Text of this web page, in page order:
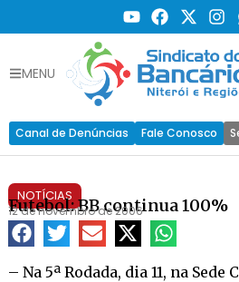
MENU
Canal de Denúncias Fale Conosco
NOTÍCIAS
Futebol: BB continua 100%
12 de novembro de 2006
– Na 5ª Rodada, dia 11, na